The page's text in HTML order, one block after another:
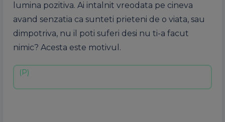
lumina pozitiva. Ai intalnit vreodata pe cineva
avand senzatia ca sunteti prieteni de o viata, sau
dimpotriva, nu il poti suferi desi nu ti-a facut
nimic? Acesta este motivul.